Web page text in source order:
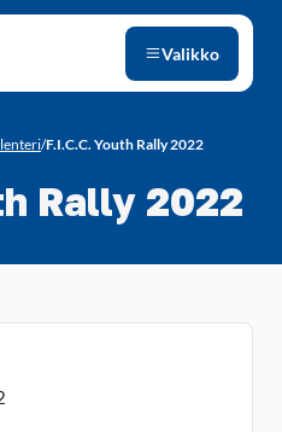
Valikko
/F.I.C.C. Youth Rally 2022
Rally 2022